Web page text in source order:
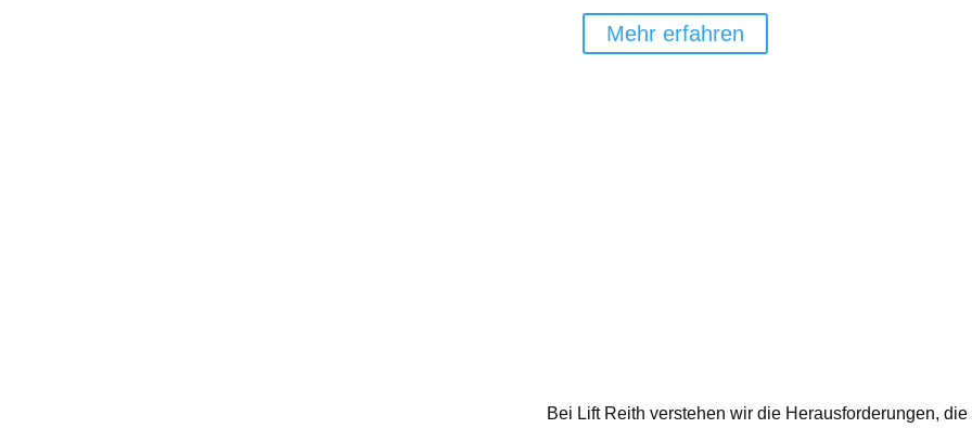
Mehr erfahren
Bei Lift Reith verstehen wir die Herausforderungen, die